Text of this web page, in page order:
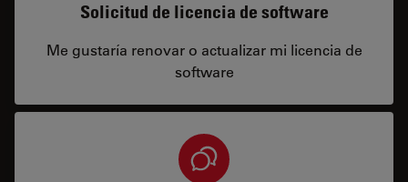
Solicitud de licencia de software
Me gustaría renovar o actualizar mi licencia de
software